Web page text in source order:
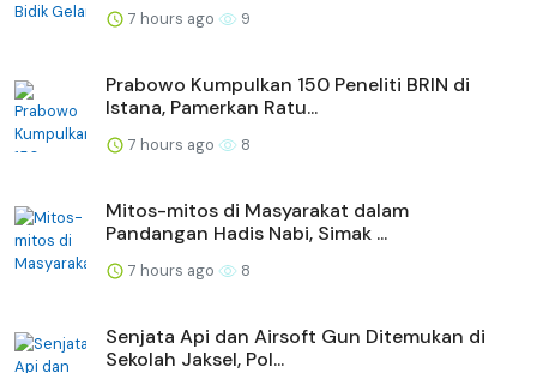
7 hours ago 9
Prabowo Kumpulkan 150 Peneliti BRIN di
Istana, Pamerkan Ratu...
7 hours ago 8
Mitos-mitos di Masyarakat dalam
Pandangan Hadis Nabi, Simak ...
7 hours ago 8
Senjata Api dan Airsoft Gun Ditemukan di
Sekolah Jaksel, Pol...